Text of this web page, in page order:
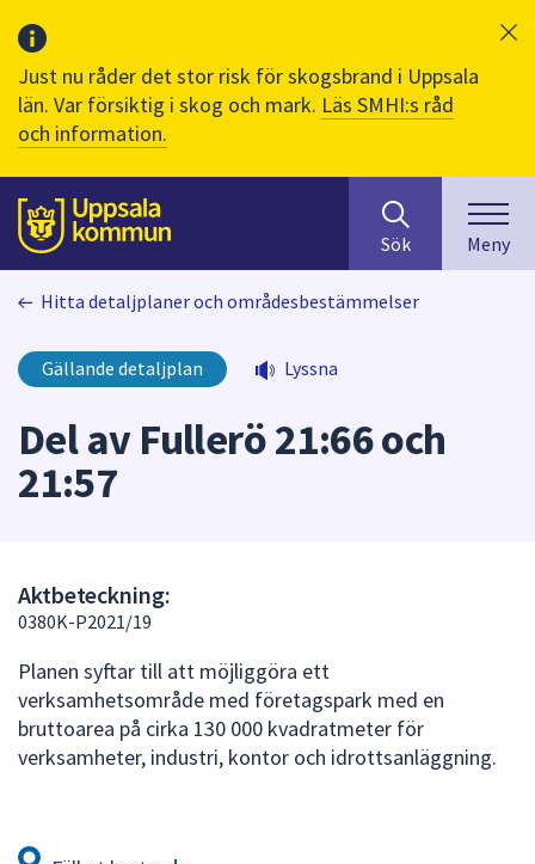
Just nu råder det stor risk för skogsbrand i Uppsala
län. Var försiktig i skog och mark. Läs SMHI:s råd
och information.
Till sidans
huvudinnehåll
efter
innehåll
på
webbplatsen.
i
piltangenterna
för
att
Sök Meny
Hitta detaljplaner och områdesbestämmelser
Gällande detaljplan Lyssna
Del av Fullerö 21:66 och
21:57
Aktbeteckning:
0380K-P2021/19
Planen syftar till att möjliggöra ett
verksamhetsområde med företagspark med en
bruttoarea på cirka 130 000 kvadratmeter för
verksamheter, industri, kontor och idrottsanläggning.